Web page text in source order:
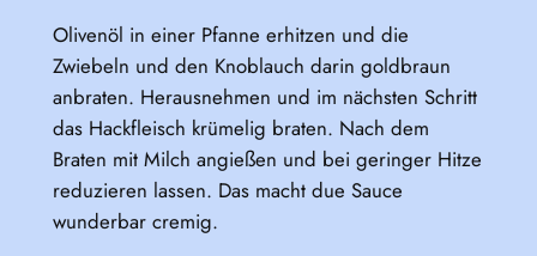
Olivenöl in einer Pfanne erhitzen und die
Zwiebeln und den Knoblauch darin goldbraun
anbraten. Herausnehmen und im nächsten Schritt
das Hackfleisch krümelig braten. Nach dem
Braten mit Milch angießen und bei geringer Hitze
reduzieren lassen. Das macht due Sauce
wunderbar cremig.